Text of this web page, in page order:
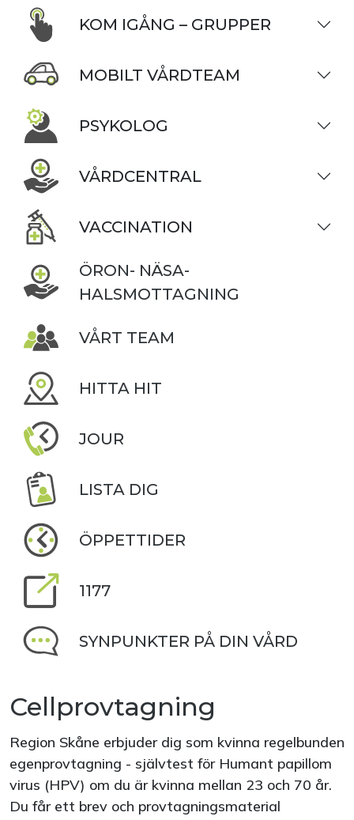
KOM IGÅNG – GRUPPER
MOBILT VÅRDTEAM
PSYKOLOG
VÅRDCENTRAL
VACCINATION
ÖRON- NÄSA-
HALSMOTTAGNING
VÅRT TEAM
HITTA HIT
JOUR
LISTA DIG
ÖPPETTIDER
1177
SYNPUNKTER PÅ DIN VÅRD
Cellprovtagning
Region Skåne erbjuder dig som kvinna regelbunden
egenprovtagning - självtest för Humant papillom
virus (HPV) om du är kvinna mellan 23 och 70 år.
Du får ett brev och provtagningsmaterial